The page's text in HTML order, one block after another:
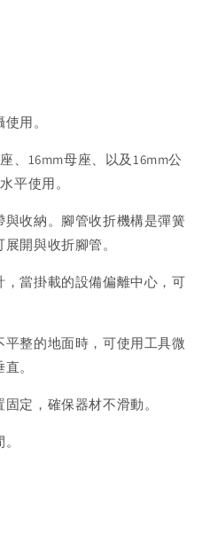
用。
、16mm母座、以及16mm公
平使用。
與收納。腳管收折機構是彈簧
開與收折腳管。
，當掛載的設備偏離中心，可
平整的地面時，可使用工具微
。
定，確保器材不滑動。